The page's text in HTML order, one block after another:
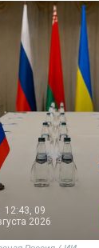
12:43, 09
2026